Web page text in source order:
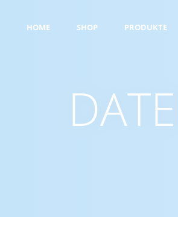
HOME SHOP PRODUKTE